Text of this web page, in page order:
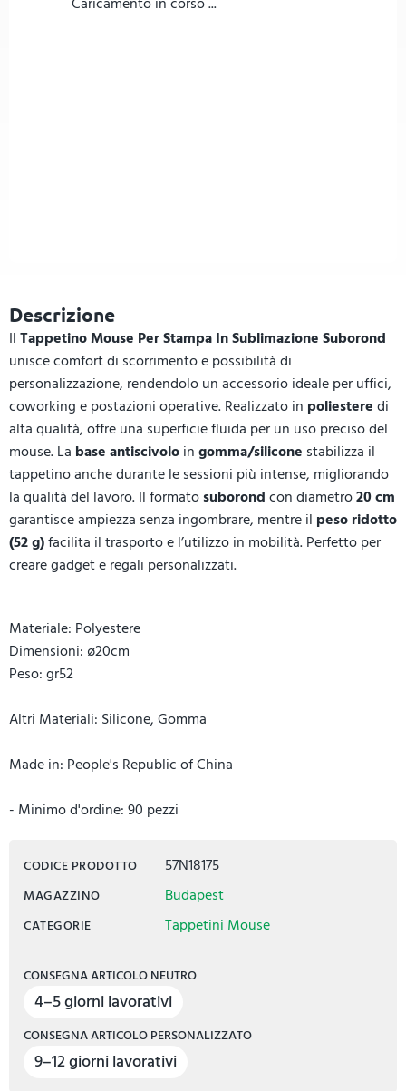
Descrizione
IlTappetino Mouse Per Stampa In Sublimazione Suborond
unisce comfort di scorrimento e possibilità di
personalizzazione, rendendolo un accessorio ideale per uffici,
coworking e postazioni operative. Realizzato in poliesteredi
alta qualità, offre una superficie fluida per un uso preciso del
mouse. La base antiscivoloingomma/silicone stabilizza il
tappetino anche durante le sessioni più intense, migliorando
la qualità del lavoro. Il formatosuborondcon diametro20 cm
garantisce ampiezza senza ingombrare, mentre il peso ridotto
(52 g)facilita il trasporto e l’utilizzo in mobilità. Perfetto per
creare gadget e regali personalizzati.
Materiale: Polyestere
Dimensioni: ø20cm
Peso: gr52
Altri Materiali: Silicone, Gomma
Made in: People's Republic of China
- Minimo d'ordine: 90 pezzi
CODICE PRODOTTO 57N18175
MAGAZZINO Budapest
CATEGORIE Tappetini Mouse
CONSEGNA ARTICOLO NEUTRO
4–5 giorni lavorativi
CONSEGNA ARTICOLO PERSONALIZZATO
9–12 giorni lavorativi